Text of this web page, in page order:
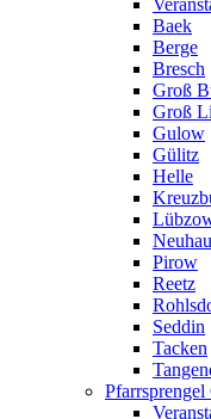
Baek
Berge
Bresch
Groß
Groß
Gulow
Gülitz
Helle
Pirow
Reetz
Seddin
Tacken